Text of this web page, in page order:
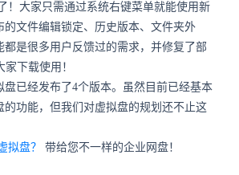
！大家只需通过系统右键菜单就能使用新
的文件编辑锁定、历史版本、文件夹外
都是很多用户反馈过的需求，并修复了部
下载使用！
盘已经发布了4个版本。虽然目前已经基本
的功能，但我们对虚拟盘的规划还不止这
拟盘？ 带给您不一样的企业网盘！